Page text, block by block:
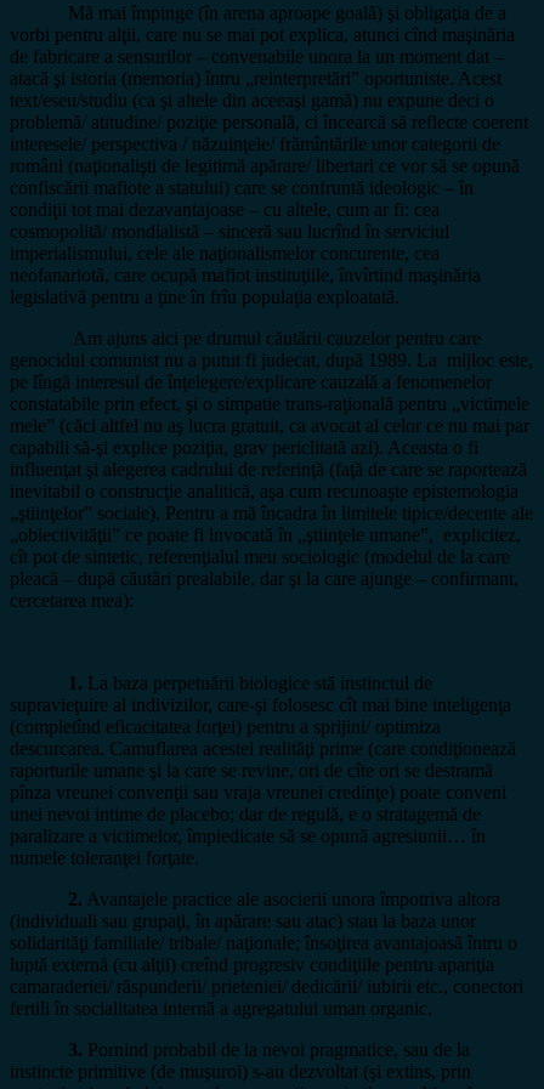
Mă mai împinge (în arena aproape goală) şi obligaţia de a
vorbi pentru alţii, care nu se mai pot explica, atunci cînd maşinăria
de fabricare a sensurilor – convenabile unora la un moment dat –
atacă şi istoria (memoria) întru „reinterpretări” oportuniste. Acest
text/eseu/studiu (ca şi altele din aceeaşi gamă) nu expune deci o
problemă/ atitudine/ poziţie personală, ci încearcă să reflecte coerent
interesele/ perspectiva / năzuinţele/ frămîntările unor categorii de
români (naţionalişti de legitimă apărare/ libertari ce vor să se opună
confiscării mafiote a statului) care se confruntă ideologic – în
condiţii tot mai dezavantajoase – cu altele, cum ar fi: cea
cosmopolită/ mondialistă – sinceră sau lucrînd în serviciul
imperialismului, cele ale naţionalismelor concurente, cea
neofanariotă, care ocupă mafiot instituţiile, învîrtind maşinăria
legislativă pentru a ţine în frîu populaţia exploatată.
Am ajuns aici pe drumul căutării cauzelor pentru care
genocidul comunist nu a putut fi judecat, după 1989. La mijloc este,
pe lîngă interesul de înţelegere/explicare cauzală a fenomenelor
constatabile prin efect, şi o simpatie trans-raţională pentru „victimele
mele” (căci altfel nu aş lucra gratuit, ca avocat al celor ce nu mai par
capabili să-şi explice poziţia, grav periclitată azi). Aceasta o fi
influenţat şi alegerea cadrului de referinţă (faţă de care se raportează
inevitabil o construcţie analitică, aşa cum recunoaşte epistemologia
„ştiinţelor” sociale). Pentru a mă încadra în limitele tipice/decente ale
„obiectivităţii” ce poate fi invocată în „ştiinţele umane”, explicitez,
cît pot de sintetic, referenţialul meu sociologic (modelul de la care
pleacă – după căutări prealabile, dar şi la care ajunge – confirmant,
cercetarea mea):
1. La baza perpetuării biologice stă instinctul de
supravieţuire al indivizilor, care-şi folosesc cît mai bine inteligenţa
(completînd eficacitatea forţei) pentru a sprijini/ optimiza
descurcarea. Camuflarea acestei realităţi prime (care condiţionează
raporturile umane şi la care se revine, ori de cîte ori se destramă
pînza vreunei convenţii sau vraja vreunei credinţe) poate conveni
unei nevoi intime de placebo; dar de regulă, e o stratagemă de
paralizare a victimelor, împiedicate să se opună agresiunii… în
numele toleranţei forţate.
2. Avantajele practice ale asocierii unora împotriva altora
(individuali sau grupaţi, în apărare sau atac) stau la baza unor
solidarităţi familiale/ tribale/ naţionale; însoţirea avantajoasă întru o
luptă externă (cu alţii) creînd progresiv condiţiile pentru apariţia
camaraderiei/ răspunderii/ prieteniei/ dedicării/ iubirii etc., conectori
fertili în socialitatea internă a agregatului uman organic.
3. Pornind probabil de la nevoi pragmatice, sau de la
instincte primitive (de muşuroi) s-au dezvoltat (şi extins, prin